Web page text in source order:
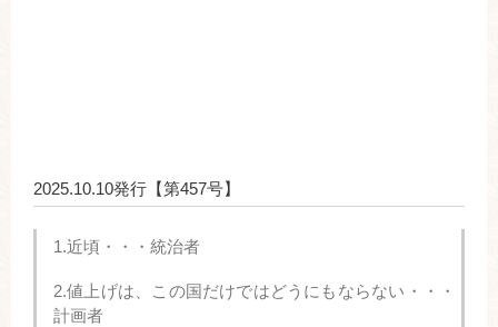
2025.10.10発行【第457号】
1.近頃・・・統治者
2.値上げは、この国だけではどうにもならない・・・
計画者